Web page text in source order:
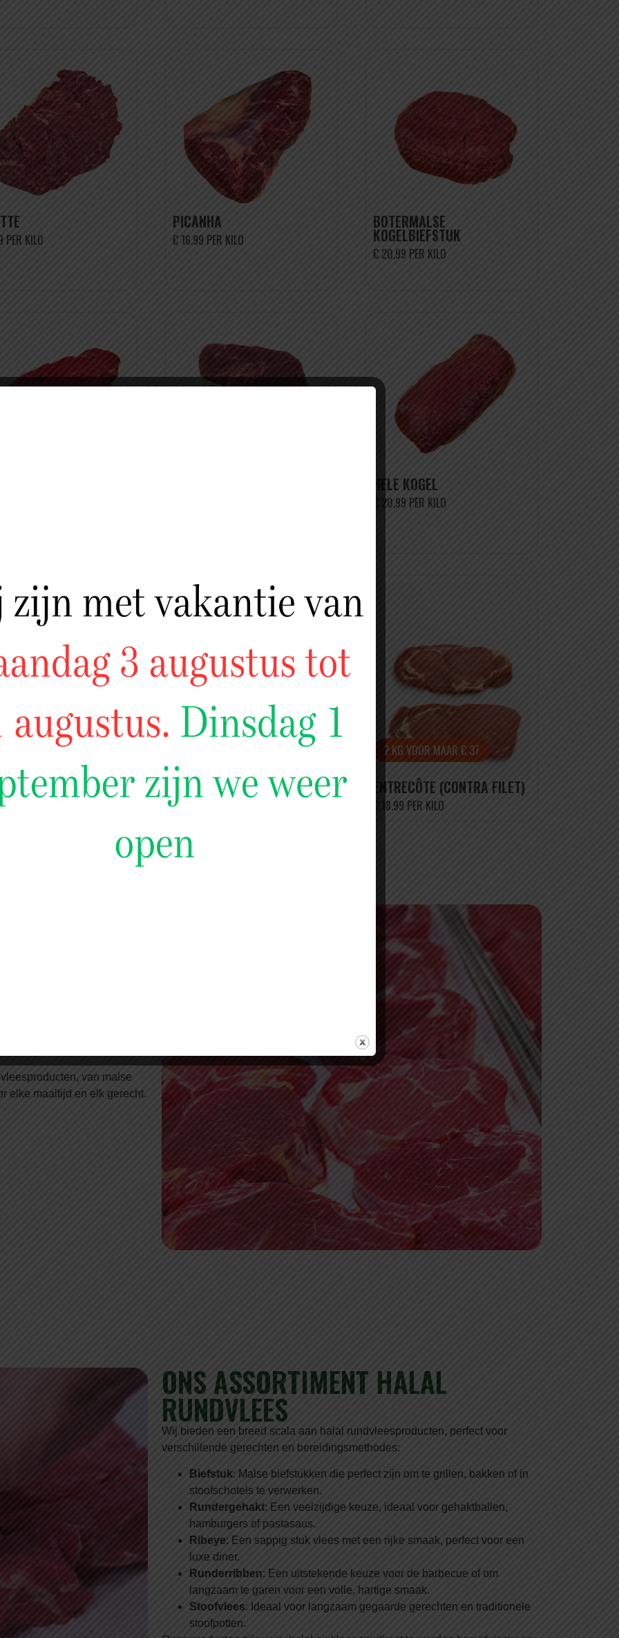
KILO
PICANHA
€ 16.99 PER KILO
BOTERMALSE
KOGELBIEFSTUK
€ 20,99 PER KILO
HELE KOGEL
€ 20,99 PER KILO
BIEFSTUK RUNDER SOEPVLEES (STOBÁ)
€ 13,49 PER KILO
2 KG VOOR MAAR € 37
ENTRECÔTE (CONTRA FILET)
€ 18.99 PER KILO
ONS HALAL
perfecte balans tussen
is voor onze klanten om
voldoet aan de strenge
geselecteerd en
de hoogste eisen op het
van malse
elke maaltijd en elk gerecht.
ONS ASSORTIMENT HALAL
RUNDVLEES
Wij bieden een breed scala aan halal rundvleesproducten, perfect voor
verschillende gerechten en bereidingsmethodes:
Biefstuk: Malse biefstukken die perfect zijn om te grillen, bakken of in
stoofschotels te verwerken.
Rundergehakt: Een veelzijdige keuze, ideaal voor gehaktballen,
hamburgers of pastasaus.
Ribeye: Een sappig stuk vlees met een rijke smaak, perfect voor een
luxe diner.
Runderribben: Een uitstekende keuze voor de barbecue of om
langzaam te garen voor een volle, hartige smaak.
Stoofvlees: Ideaal voor langzaam gegaarde gerechten en traditionele
stoofpotten.